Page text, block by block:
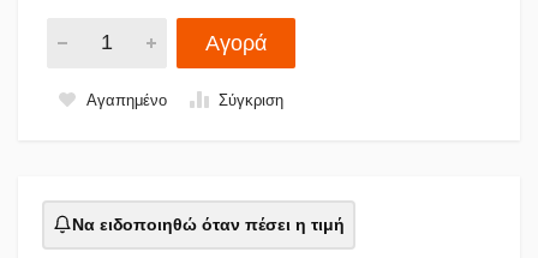
Αγορά
Αγαπημένο Σύγκριση
Να ειδοποιηθώ όταν πέσει η τιμή